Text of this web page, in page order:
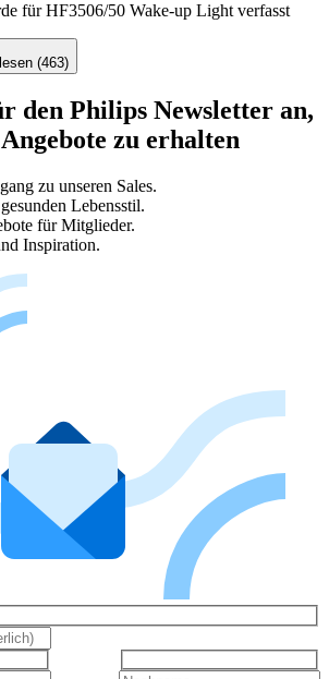
für HF3506/50 Wake-up Light verfasst
(463)
den Philips Newsletter an,
zu erhalten
zu unseren Sales.
Lebensstil.
für Mitglieder.
Inspiration.